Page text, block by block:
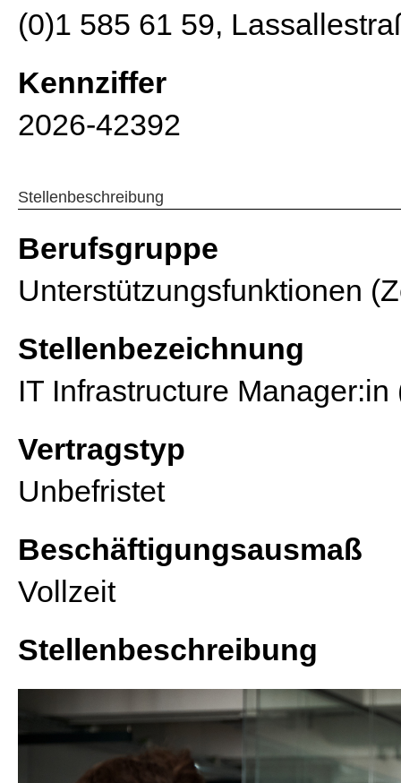
(0)1 585 61 59,
Kennziffer
2026-42392
Stellenbeschreibung
Berufsgruppe
Unterstützungsfunktionen
Stellenbezeichnung
IT Infrastructure Manager:in
Vertragstyp
Unbefristet
Beschäftigungsausmaß
Vollzeit
Stellenbeschreibung